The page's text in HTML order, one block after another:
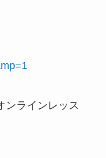
ラインレッス